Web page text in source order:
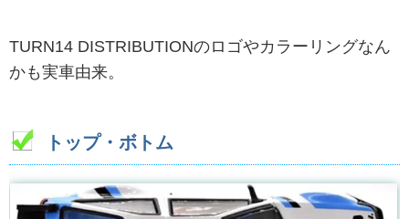
TURN14 DISTRIBUTIONのロゴやカラーリングなん
かも実車由来。
トップ・ボトム